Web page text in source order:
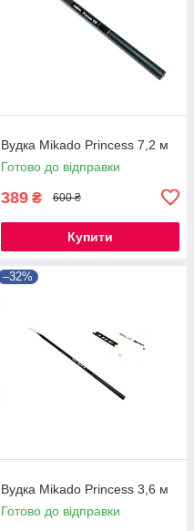
Вудка Mikado Princess 7,2 м
Готово до відправки
389 ₴ 600 ₴
Купити
–32%
Вудка Mikado Princess 3,6 м
Готово до відправки